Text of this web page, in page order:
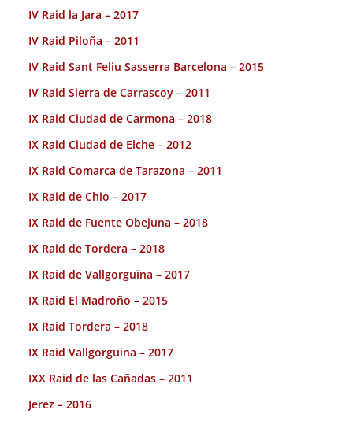
IV Raid la Jara – 2017
IV Raid Piloña – 2011
IV Raid Sant Feliu Sasserra Barcelona – 2015
IV Raid Sierra de Carrascoy – 2011
IX Raid Ciudad de Carmona – 2018
IX Raid Ciudad de Elche – 2012
IX Raid Comarca de Tarazona – 2011
IX Raid de Chio – 2017
IX Raid de Fuente Obejuna – 2018
IX Raid de Tordera – 2018
IX Raid de Vallgorguina – 2017
IX Raid El Madroño – 2015
IX Raid Tordera – 2018
IX Raid Vallgorguina – 2017
IXX Raid de las Cañadas – 2011
Jerez – 2016